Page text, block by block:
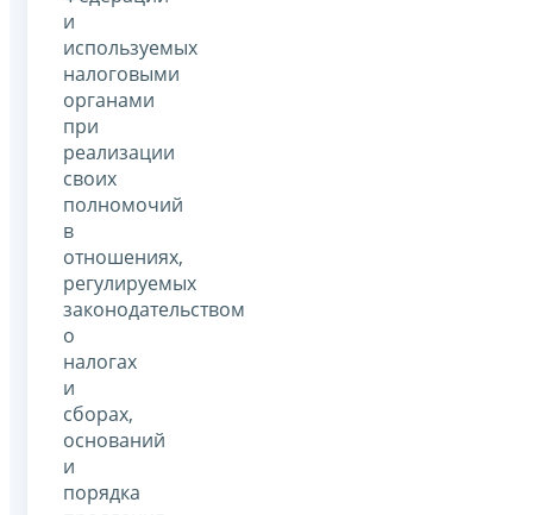
и
используемых
налоговыми
органами
при
реализации
своих
полномочий
в
отношениях,
регулируемых
законодательством
о
налогах
и
сборах,
оснований
и
порядка